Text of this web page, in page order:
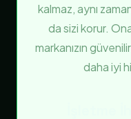
kalmaz, aynı
da sizi korur.
markanızın
daha iyi